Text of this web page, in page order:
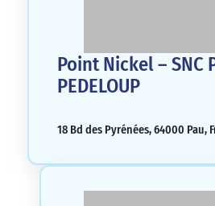
Point Nickel – SNC
PEDELOUP
18 Bd des Pyrénées, 64000 Pau,